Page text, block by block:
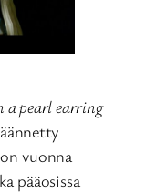
pearl earring
on vuonna
pääosissa